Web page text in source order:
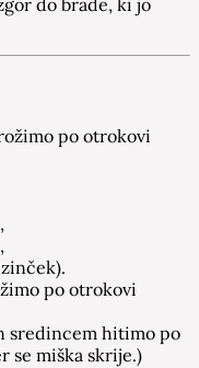
po otrokovi
po otrokovi
sredincem hitimo po
se miška skrije.)